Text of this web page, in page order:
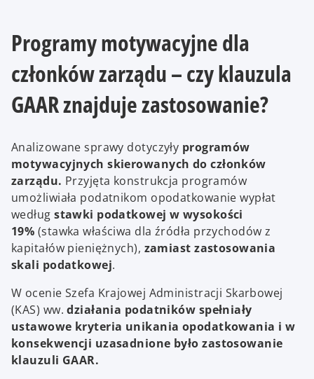
Programy motywacyjne dla
członków zarządu – czy klauzula
GAAR znajduje zastosowanie?
Analizowane sprawy dotyczyły programów
motywacyjnych skierowanych do członków
zarządu. Przyjęta konstrukcja programów
umożliwiała podatnikom opodatkowanie wypłat
wedługstawki podatkowej w wysokości
19% (stawka właściwa dla źródła przychodów z
kapitałów pieniężnych), zamiast zastosowania
skali podatkowej.
W ocenie Szefa Krajowej Administracji Skarbowej
(KAS) ww.działania podatników spełniały
ustawowe kryteria unikania opodatkowania i w
konsekwencji uzasadnione było zastosowanie
klauzuli GAAR.